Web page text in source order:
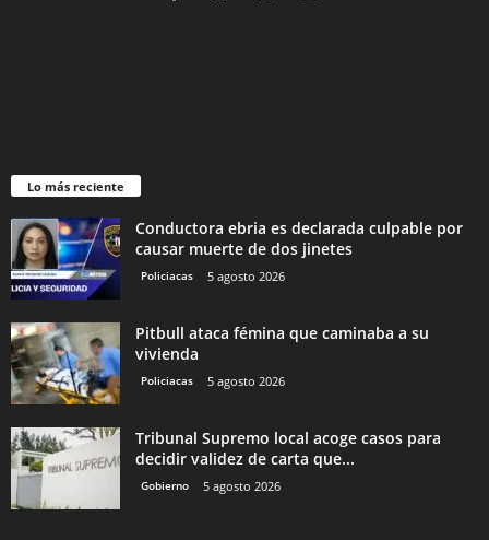
Lo más reciente
Conductora ebria es declarada culpable por
causar muerte de dos jinetes
Policiacas 5 agosto 2026
Pitbull ataca fémina que caminaba a su
vivienda
Policiacas 5 agosto 2026
Tribunal Supremo local acoge casos para
decidir validez de carta que...
Gobierno 5 agosto 2026